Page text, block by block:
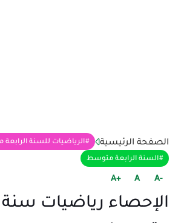
الصفحة الرئيسية الرياضيات للسنة
السنة الرابعة متوسط
+A A -A
الإحصاء رياضيات سنة